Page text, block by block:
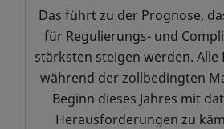
Das führt zu der Prognose,
für Regulierungs- und
stärksten steigen werden.
während der zollbedingten
Beginn dieses Jahres mit
Herausforderungen zu